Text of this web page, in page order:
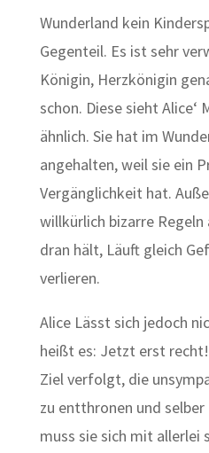
Wunderland kein
Gegenteil. Es ist sehr
Königin, Herzkönigin
schon. Diese sieht
ähnlich. Sie hat im
angehalten, weil sie ein
Vergänglichkeit hat.
willkürlich bizarre
dran hält, Läuft gleich
verlieren.
Alice Lässt sich jedoch
heißt es: Jetzt erst
Ziel verfolgt, die
zu entthronen und
muss sie sich mit allerlei